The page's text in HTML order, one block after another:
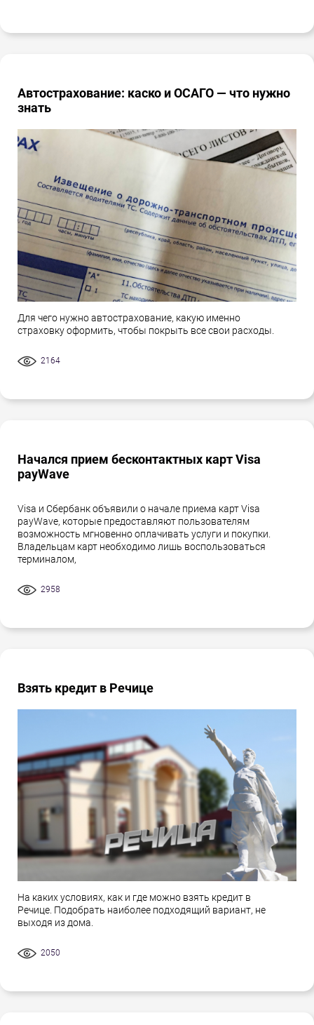
Автострахование: каско и ОСАГО — что нужно
знать
Для чего нужно автострахование, какую именно
страховку оформить, чтобы покрыть все свои расходы.
2164
Начался прием бесконтактных карт Visa
payWave
Visa и Сбербанк объявили о начале приема карт Visa
payWave, которые предоставляют пользователям
возможность мгновенно оплачивать услуги и покупки.
Владельцам карт необходимо лишь воспользоваться
терминалом,
2958
Взять кредит в Речице
На каких условиях, как и где можно взять кредит в
Речице. Подобрать наиболее подходящий вариант, не
выходя из дома.
2050